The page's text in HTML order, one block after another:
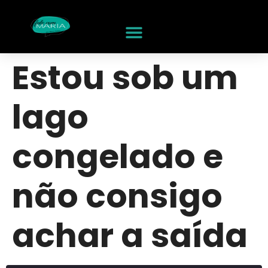
Estou sob um
lago
congelado e
não consigo
achar a saída